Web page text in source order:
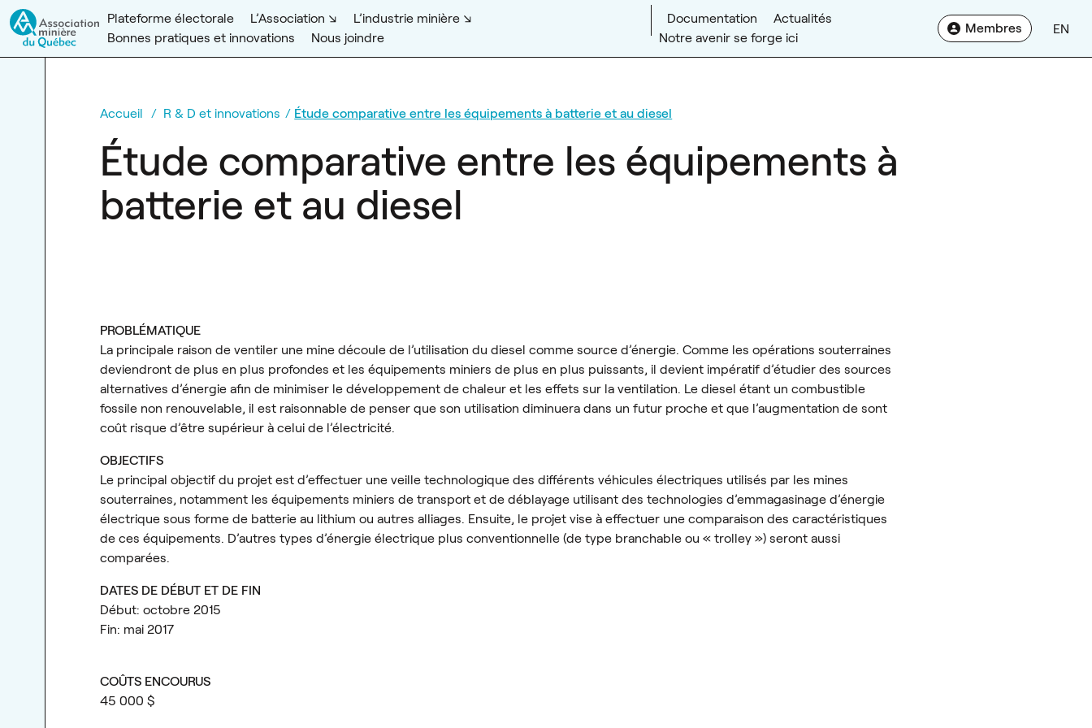
Plateforme électorale L’Association
L’industrie minière
Bonnes pratiques et innovations
Nous joindre
Documentation
Actualités
Notre avenir se forge ici
Membres EN
Accueil R & D et innovations Étude comparative entre les équipements à batterie et au diesel
Étude comparative entre les équipements à
batterie et au diesel
PROBLÉMATIQUE
La principale raison de ventiler une mine découle de l’utilisation du diesel comme source d’énergie. Comme les opérations souterraines
deviendront de plus en plus profondes et les équipements miniers de plus en plus puissants, il devient impératif d’étudier des sources
alternatives d’énergie afin de minimiser le développement de chaleur et les effets sur la ventilation. Le diesel étant un combustible
fossile non renouvelable, il est raisonnable de penser que son utilisation diminuera dans un futur proche et que l’augmentation de sont
coût risque d’être supérieur à celui de l’électricité.
OBJECTIFS
Le principal objectif du projet est d’effectuer une veille technologique des différents véhicules électriques utilisés par les mines
souterraines, notamment les équipements miniers de transport et de déblayage utilisant des technologies d’emmagasinage d’énergie
électrique sous forme de batterie au lithium ou autres alliages. Ensuite, le projet vise à effectuer une comparaison des caractéristiques
de ces équipements. D’autres types d’énergie électrique plus conventionnelle (de type branchable ou « trolley ») seront aussi
comparées.
DATES DE DÉBUT ET DE FIN
Début: octobre 2015
Fin: mai 2017
COÛTS ENCOURUS
45 000 $